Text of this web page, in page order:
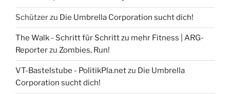
Schützerzu Die Umbrella Corporation sucht dich!
The Walk - Schritt für Schritt zu mehr Fitness | ARG-
Reporterzu Zombies, Run!
VT-Bastelstube - PolitikPla.netzu Die Umbrella
Corporation sucht dich!